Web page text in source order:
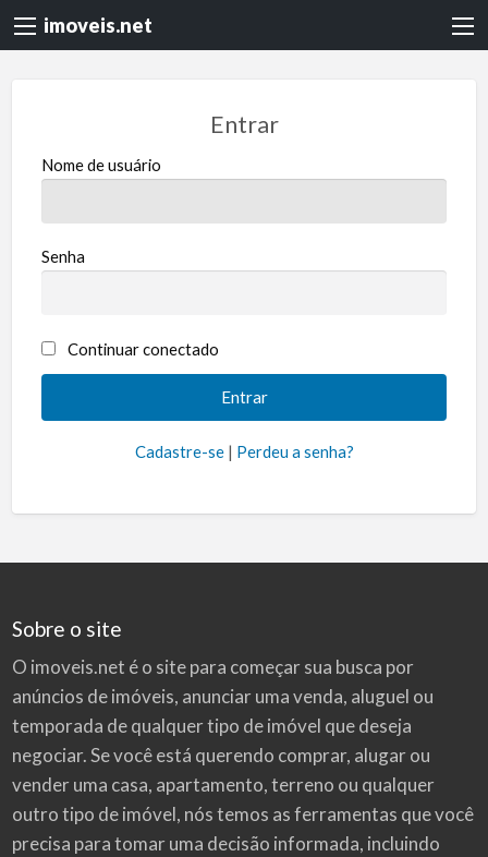
imoveis.net
Entrar
Nome de usuário
Senha
Continuar conectado
Cadastre-se| Perdeu a senha?
Sobre o site
O imoveis.net é o site para começar sua busca por
anúncios de imóveis, anunciar uma venda, aluguel ou
temporada de qualquer tipo de imóvel que deseja
negociar. Se você está querendo comprar, alugar ou
vender uma casa, apartamento, terreno ou qualquer
outro tipo de imóvel, nós temos as ferramentas que você
precisa para tomar uma decisão informada, incluindo